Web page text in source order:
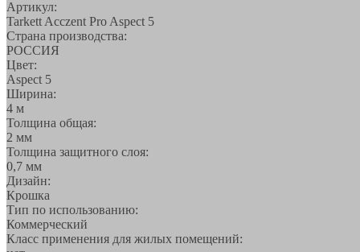
Артикул:
Tarkett Acczent Pro Aspect 5
Страна производства:
РОССИЯ
Цвет:
Aspect 5
Ширина:
4 м
Толщина общая:
2 мм
Толщина защитного слоя:
0,7 мм
Дизайн:
Крошка
Тип по использованию:
Коммерческий
Класс применения для жилых помещений: